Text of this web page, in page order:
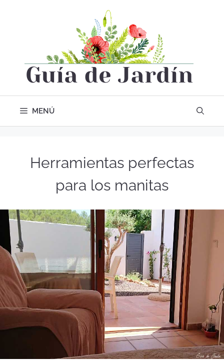
MENÚ
Herramientas perfectas
para los manitas